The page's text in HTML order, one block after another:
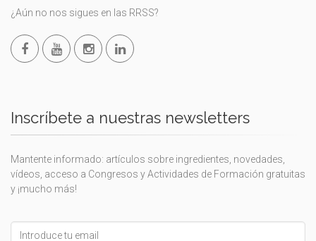
¿Aún no nos sigues en las RRSS?
Inscríbete a nuestras newsletters
Mantente informado: artículos sobre ingredientes, novedades,
vídeos, acceso a Congresos y Actividades de Formación gratuitas
y ¡mucho más!
this